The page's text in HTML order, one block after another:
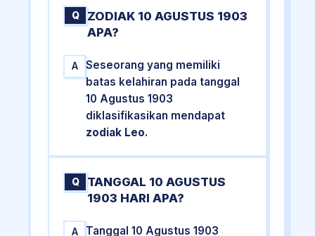
Q
ZODIAK 10 AGUSTUS 1903
APA?
A
Seseorang yang memiliki
batas kelahiran pada tanggal
10 Agustus 1903
diklasifikasikan mendapat
zodiak Leo.
Q
TANGGAL 10 AGUSTUS
1903 HARI APA?
A
Tanggal 10 Agustus 1903